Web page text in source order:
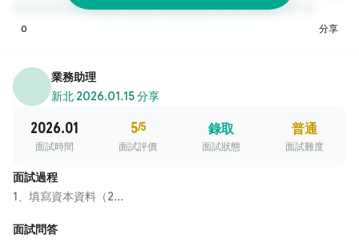
0 分享
業務助理
新北·2026.01.15 分享
2026.01
面試時間
5/5
面試評價
錄取
面試狀態
普通
面試難度
面試過程
1、填寫資本資料（2...
面試問答